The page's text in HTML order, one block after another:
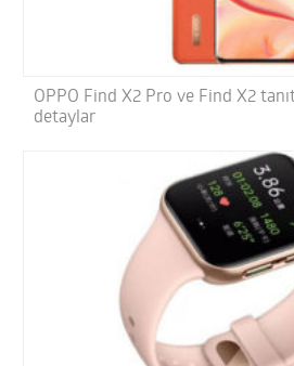
OPPO Find X2 Pro ve Find X2
detaylar